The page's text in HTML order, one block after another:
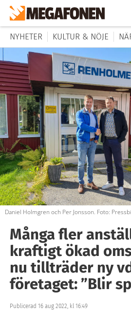
NYHETER KULTUR & NÖJE
Daniel Holmgren och Per Jonsson. Foto:
Många fler
kraftigt ökad
nu tillträder ny
företaget: ”Blir
Publicerad 16 aug 2022, kl 16:49